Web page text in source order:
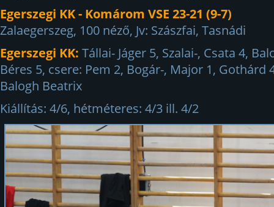
Egerszegi KK - Komárom VSE 23-21 (9-7)
Zalaegerszeg, 100 néző, Jv: Szászfai, Tasnádi
Egerszegi KK: Tállai- Jáger 5, Szalai-, Csata 4,
Béres 5, csere: Pem 2, Bogár-, Major 1, Gothárd
Balogh Beatrix
Kiállítás: 4/6, hétméteres: 4/3 ill. 4/2